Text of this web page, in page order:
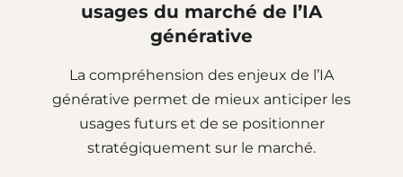
usages du marché de l’IA
générative
La compréhension des enjeux de l’IA
générative permet de mieux anticiper les
usages futurs et de se positionner
stratégiquement sur le marché.